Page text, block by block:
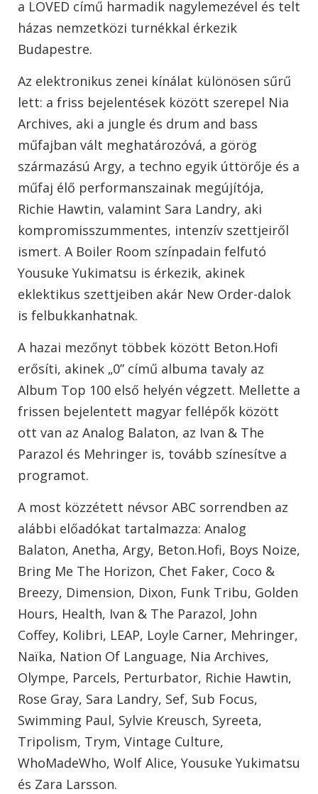
a LOVED című harmadik nagylemezével és telt
házas nemzetközi turnékkal érkezik
Budapestre.
Az elektronikus zenei kínálat különösen sűrű
lett: a friss bejelentések között szerepel Nia
Archives, aki a jungle és drum and bass
műfajban vált meghatározóvá, a görög
származású Argy, a techno egyik úttörője és a
műfaj élő performanszainak megújítója,
Richie Hawtin, valamint Sara Landry, aki
kompromisszummentes, intenzív szettjeiről
ismert. A Boiler Room színpadain felfutó
Yousuke Yukimatsu is érkezik, akinek
eklektikus szettjeiben akár New Order-dalok
is felbukkanhatnak.
A hazai mezőnyt többek között Beton.Hofi
erősíti, akinek „0” című albuma tavaly az
Album Top 100 első helyén végzett. Mellette a
frissen bejelentett magyar fellépők között
ott van az Analog Balaton, az Ivan & The
Parazol és Mehringer is, tovább színesítve a
programot.
A most közzétett névsor ABC sorrendben az
alábbi előadókat tartalmazza: Analog
Balaton, Anetha, Argy, Beton.Hofi, Boys Noize,
Bring Me The Horizon, Chet Faker, Coco &
Breezy, Dimension, Dixon, Funk Tribu, Golden
Hours, Health, Ivan & The Parazol, John
Coffey, Kolibri, LEAP, Loyle Carner, Mehringer,
Naïka, Nation Of Language, Nia Archives,
Olympe, Parcels, Perturbator, Richie Hawtin,
Rose Gray, Sara Landry, Sef, Sub Focus,
Swimming Paul, Sylvie Kreusch, Syreeta,
Tripolism, Trym, Vintage Culture,
WhoMadeWho, Wolf Alice, Yousuke Yukimatsu
és Zara Larsson.